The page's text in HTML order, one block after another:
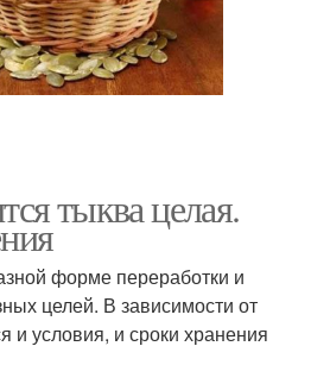
тыква целая.
форме переработки и
целей. В зависимости от
и условия, и сроки хранения